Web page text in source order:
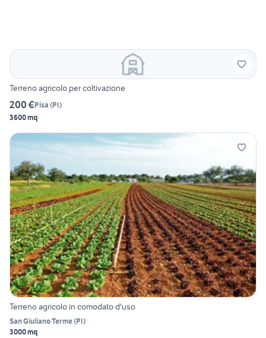
Terreno agricolo per coltivazione
200 €Pisa (PI)
3600 mq
Terreno agricolo in comodato d'uso
San Giuliano Terme(PI)
3000 mq